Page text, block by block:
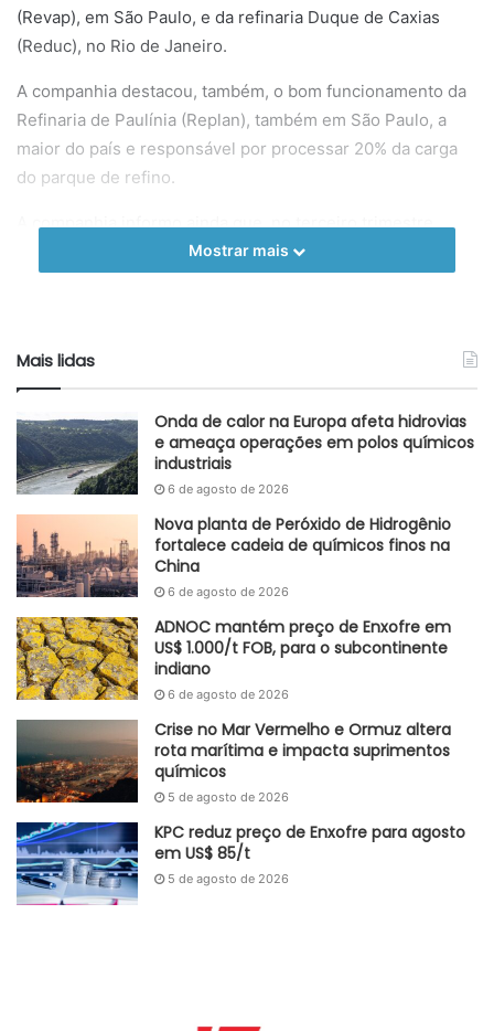
(Revap), em São Paulo, e da refinaria Duque de Caxias
(Reduc), no Rio de Janeiro.
A companhia destacou, também, o bom funcionamento da
Refinaria de Paulínia (Replan), também em São Paulo, a
maior do país e responsável por processar 20% da carga
do parque de refino.
A companhia informo ainda que, no terceiro trimestre
desse ano, há previsão de paradas programadas de
manutenção, com destaque para a pausas em setores da
Getúlio Vargas (Repar), no Paraná, que também vai entrar
pelo quarto trimestre.
Fonte
Etiquetas enxofre
Mostrar mais
Mais lidas
Onda de calor na Europa afeta hidrovias
e ameaça operações em polos químicos
industriais
6 de agosto de 2026
Nova planta de Peróxido de Hidrogênio
fortalece cadeia de químicos finos na
China
6 de agosto de 2026
ADNOC mantém preço de Enxofre em
US$ 1.000/t FOB, para o subcontinente
indiano
6 de agosto de 2026
Crise no Mar Vermelho e Ormuz altera
rota marítima e impacta suprimentos
químicos
5 de agosto de 2026
KPC reduz preço de Enxofre para agosto
em US$ 85/t
5 de agosto de 2026